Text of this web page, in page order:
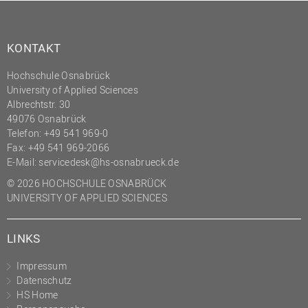
Science to Business GmbH
Studierendensekretariat
Studium und Lehre
Transfer- und
Innovationsmanagement
KONTAKT
Hochschule Osnabrück
University of Applied Sciences
Albrechtstr. 30
49076 Osnabrück
Telefon: +49 541 969-0
Fax: +49 541 969-2066
E-Mail: servicedesk@hs-osnabrueck.de
© 2026 HOCHSCHULE OSNABRÜCK
UNIVERSITY OF APPLIED SCIENCES
LINKS
Impressum
Datenschutz
HS Home